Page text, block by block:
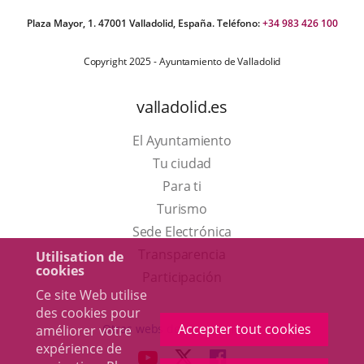
Utilisation de
cookies
Ce site Web utilise
des cookies pour
améliorer votre
expérience de
Accepter tout cookies
Plaza Mayor, 1. 47001 Valladolid, España. Teléfono:+34 983 426 100
Copyright 2025 - Ayuntamiento de Valladolid
valladolid.es
El Ayuntamiento
Tu ciudad
Para ti
TurismoEste
enlace
una
ventana
Sede Electrónica
externa.
Otras webs del ayuntamiento
ENLACEENLACEENLACE